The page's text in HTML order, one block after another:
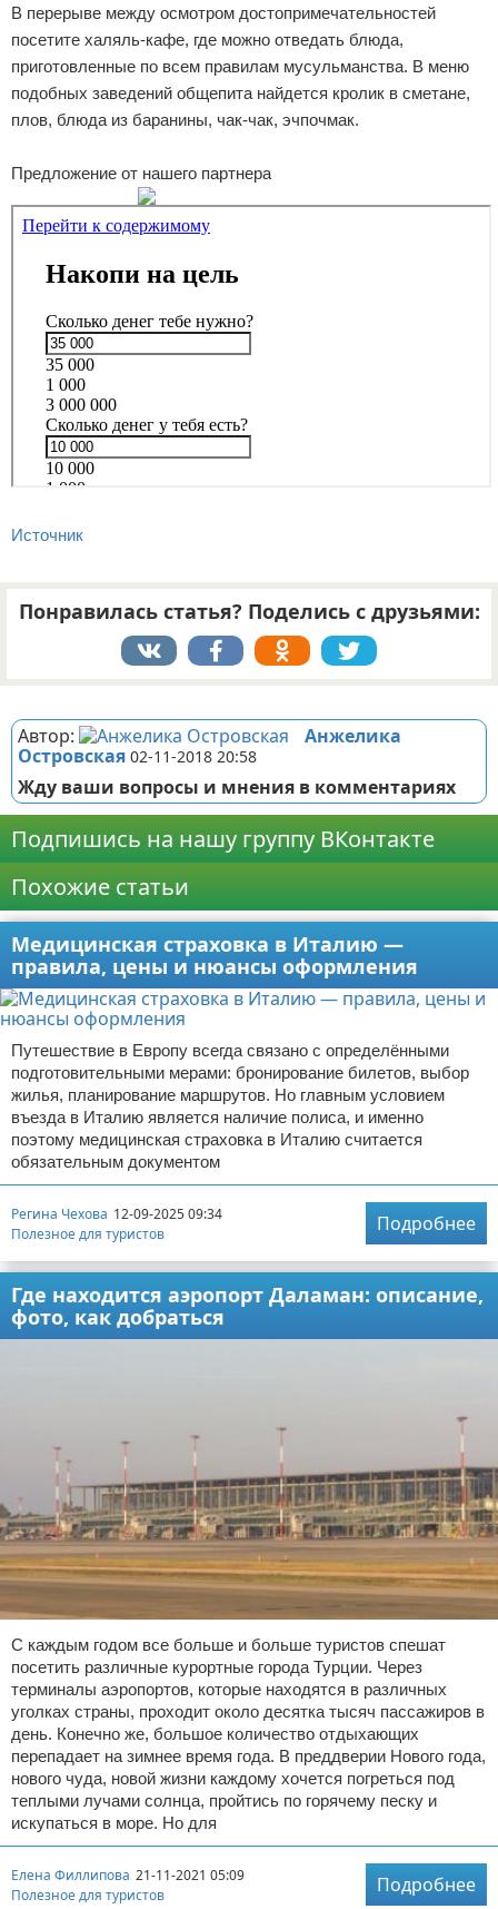
В перерыве между осмотром достопримечательностей
посетите халяль-кафе, где можно отведать блюда,
приготовленные по всем правилам мусульманства. В меню
подобных заведений общепита найдется кролик в сметане,
плов, блюда из баранины, чак-чак, эчпочмак.
Предложение от нашего партнера
Источник
Понравилась статья? Поделись с друзьями:
Автор:
Анжелика
Островская 02-11-2018 20:58
Жду ваши вопросы и мнения в комментариях
Подпишись на нашу группу ВКонтакте
Похожие статьи
Медицинская страховка в Италию —
правила, цены и нюансы оформления
Путешествие в Европу всегда связано с определёнными
подготовительными мерами: бронирование билетов, выбор
жилья, планирование маршрутов. Но главным условием
въезда в Италию является наличие полиса, и именно
поэтому медицинская страховка в Италию считается
обязательным документом
Регина Чехова 12-09-2025 09:34
Полезное для туристов
Подробнее
Где находится аэропорт Даламан: описание,
фото, как добраться
С каждым годом все больше и больше туристов спешат
посетить различные курортные города Турции. Через
терминалы аэропортов, которые находятся в различных
уголках страны, проходит около десятка тысяч пассажиров в
день. Конечно же, большое количество отдыхающих
перепадает на зимнее время года. В преддверии Нового года,
нового чуда, новой жизни каждому хочется погреться под
теплыми лучами солнца, пройтись по горячему песку и
искупаться в море. Но для
Елена Филлипова 21-11-2021 05:09
Полезное для туристов
Подробнее